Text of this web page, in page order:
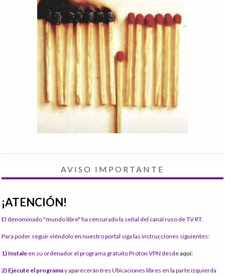
AVISO IMPORTANTE
¡ATENCIÓN!
El denominado "mundo libre" ha censurado la señal del canal ruso de TV RT.
Para poder seguir viéndolo en nuestro portal siga las instrucciones siguientes:
1) Instale en su ordenador el programa gratuito Proton VPN desdeaquí:
2) Ejecute el programay aparecerán tres Ubicaciones libres en la parte izquierda